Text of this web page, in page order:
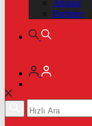
Altınlar
Pariteler